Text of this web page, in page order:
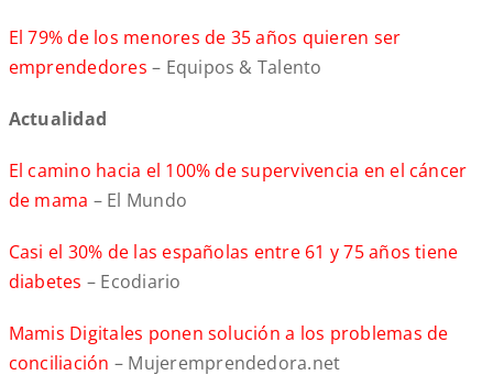
El 79% de los menores de 35 años quieren ser
emprendedores – Equipos & Talento
Actualidad
El camino hacia el 100% de supervivencia en el cáncer
de mama – El Mundo
Casi el 30% de las españolas entre 61 y 75 años tiene
diabetes – Ecodiario
Mamis Digitales ponen solución a los problemas de
conciliación – Mujeremprendedora.net